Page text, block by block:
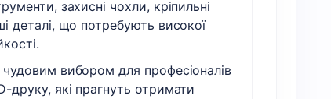
захисні чохли, кріпильні
деталі, що потребують високої
вибором для професіоналів
друку, які прагнуть отримати